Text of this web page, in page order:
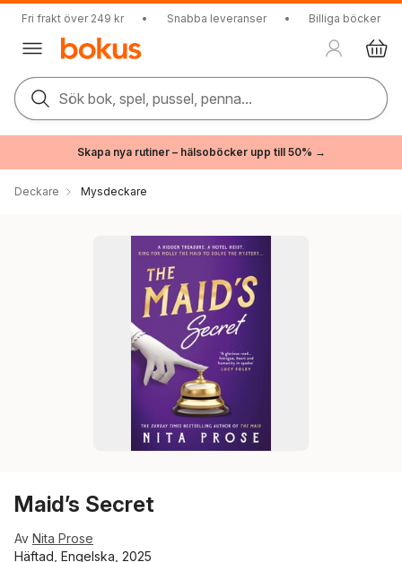
Fri frakt över 249 kr • Snabba leveranser • Billiga böcker
Sök bok, spel, pussel, penna...
Skapa nya rutiner – hälsoböcker upp till 50% →
Deckare Mysdeckare
Maid’s Secret
Av Nita Prose
Häftad, Engelska, 2025